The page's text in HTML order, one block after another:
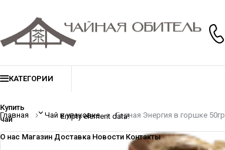
КАТЕГОРИИ
Купить
чай
Empty element data!
О нас Магазин Доставка Новости Контакты
Главная Чай в упаковке Горная Энергия в горшке 50гр